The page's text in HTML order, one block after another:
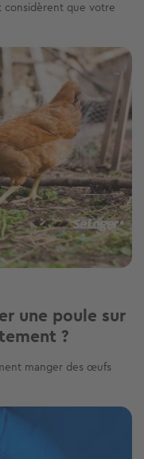
considèrent que votre
une poule sur
?
manger des œufs